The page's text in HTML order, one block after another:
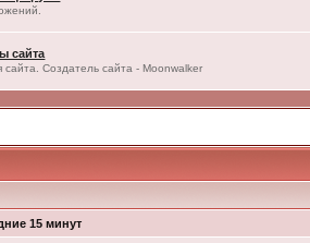
сайта
Создатель сайта - Moonwalker
15 минут